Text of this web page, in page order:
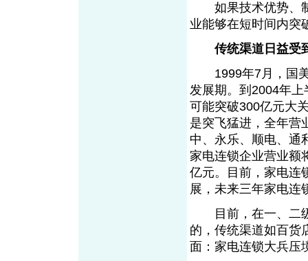
如果技术优势、制
业能够在短时间内突
传统渠道日益受
1999年7月，国美
发展期。到2004年
可能突破300亿元大
是突飞猛进，全年营
中、永乐、顺电、通
家电连锁企业营业额
亿元。目前，家电连
展，未来三年家电连
目前，在一、二级
的，传统渠道如百货
面：家电连锁大兵